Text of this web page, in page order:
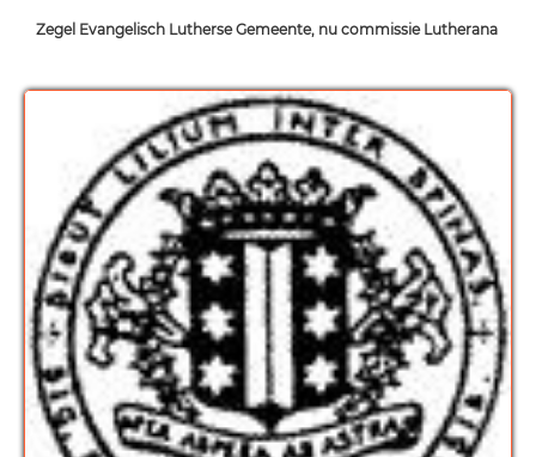
Zegel Evangelisch Lutherse Gemeente, nu commissie Lutherana